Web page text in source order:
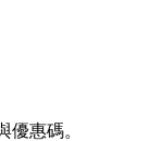
優惠碼。